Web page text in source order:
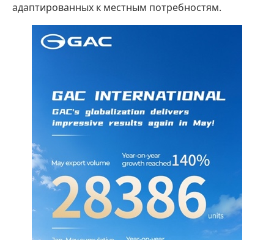
адаптированных к местным потребностям.